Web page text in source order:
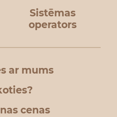
Sistēmas
operators
ar mums
cenas